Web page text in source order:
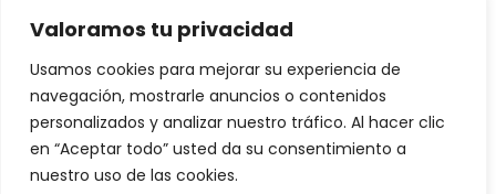
Valoramos tu privacidad
Usamos cookies para mejorar su experiencia de
navegación, mostrarle anuncios o contenidos
personalizados y analizar nuestro tráfico. Al hacer clic
en “Aceptar todo” usted da su consentimiento a
nuestro uso de las cookies.
Otro
Pescado
Recetas